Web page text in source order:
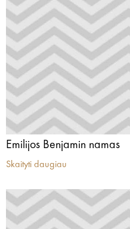
Emilijos Benjamin namas
Skaityti daugiau